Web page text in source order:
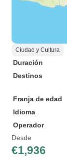
Ciudad y Cultura
Duración
Destinos
Franja de edad
Idioma
Operador
Desde
€1,936